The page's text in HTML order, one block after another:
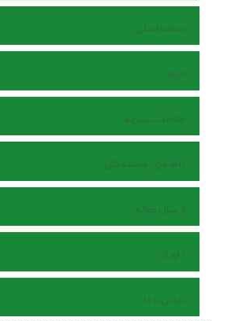
صفحه اصلی
مرور
اطلاعات نشریه
راهنمای نویسندگان
ارسال مقاله
داوران
تماس با ما